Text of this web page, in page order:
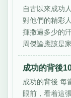
自古以來成功
對他們的精彩
揮撒過多少的
周傑論應該是家
成功的背後
成功的背後 每
眼前，看着這